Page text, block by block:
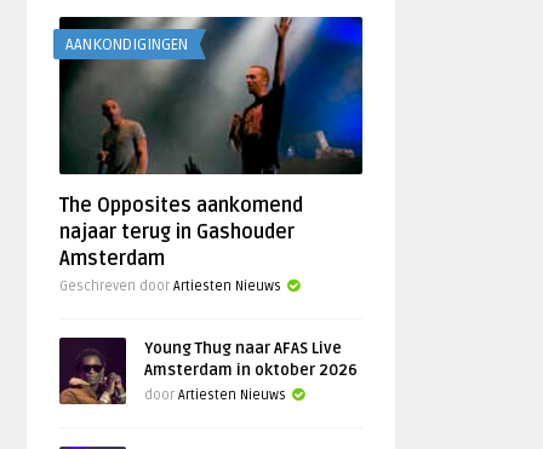
AANKONDIGINGEN
The Opposites aankomend
najaar terug in Gashouder
Amsterdam
Geschreven doorArtiesten Nieuws
Young Thug naar AFAS Live
Amsterdam in oktober 2026
doorArtiesten Nieuws